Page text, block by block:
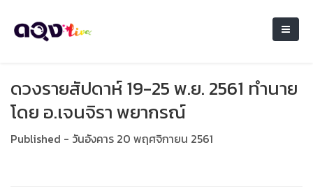
ดวงรายสัปดาห์ 19-25 พ.ย. 2561 ทำนาย
โดย อ.เจนจิรา พยากรณ์
Published - วันอังคาร 20 พฤศจิกายน 2561